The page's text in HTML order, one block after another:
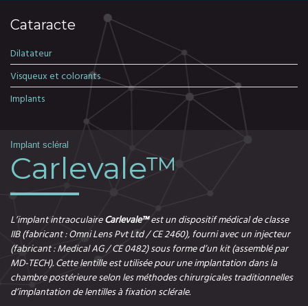
Cataracte
Dilatateur
Visqueux et colorants
Implants
Implant scléral
Carlevale™
L’implant intraoculaireCarlevale™est un dispositif médical de classe
IIB (fabricant : Omni Lens Pvt Ltd / CE 2460), fourni avec un injecteur
(fabricant : Medical AG / CE 0482) sous forme d’un kit (assemblé par
MD-TECH). Cette lentille est utilisée pour une implantation dans la
chambre postérieure selon les méthodes chirurgicales traditionnelles
d’implantation de lentilles à fixation sclérale.